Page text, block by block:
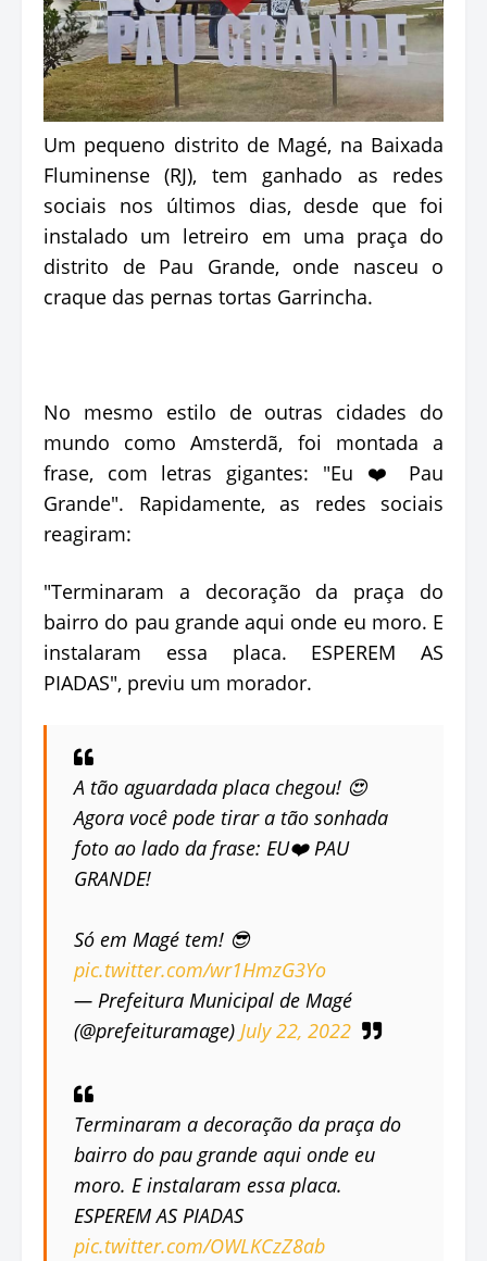
Um pequeno distrito de Magé, na Baixada
Fluminense (RJ), tem ganhado as redes
sociais nos últimos dias, desde que foi
instalado um letreiro em uma praça do
distrito de Pau Grande, onde nasceu o
craque das pernas tortas Garrincha.
No mesmo estilo de outras cidades do
mundo como Amsterdã, foi montada a
frase, com letras gigantes: "Eu ❤️ Pau
Grande". Rapidamente, as redes sociais
reagiram:
"Terminaram a decoração da praça do
bairro do pau grande aqui onde eu moro. E
instalaram essa placa. ESPEREM AS
PIADAS", previu um morador.
A tão aguardada placa chegou! 😍
Agora você pode tirar a tão sonhada
foto ao lado da frase: EU❤️ PAU
GRANDE!
Só em Magé tem! 😎
pic.twitter.com/wr1HmzG3Yo
— Prefeitura Municipal de Magé
(@prefeituramage) July 22, 2022
Terminaram a decoração da praça do
bairro do pau grande aqui onde eu
moro. E instalaram essa placa.
ESPEREM AS PIADAS
pic.twitter.com/OWLKCzZ8ab